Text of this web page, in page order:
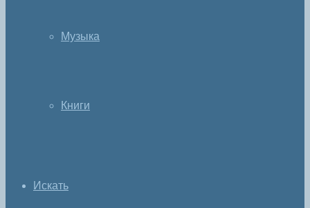
Музыка
Книги
Искать